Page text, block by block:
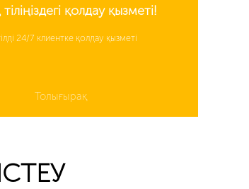
тіліңіздегі қолдау қызметі!
24/7 клиентке қолдау қызметі
Толығырақ